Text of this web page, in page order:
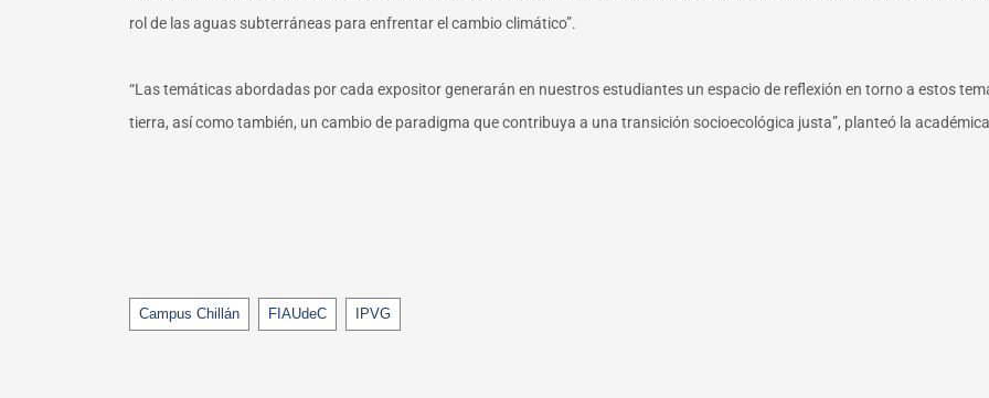
rol de las aguas subterráneas para enfrentar el cambio climático”.
“Las temáticas abordadas por cada expositor generarán en nuestros estudiantes un espacio de reflexión en torno a estos
tierra, así como también, un cambio de paradigma que contribuya a una transición socioecológica justa”, planteó la
Tags
Campus Chillán FIAUdeC IPVG